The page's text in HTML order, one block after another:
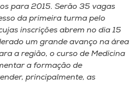
para 2015. Serão 35 vagas
da primeira turma pelo
inscrições abrem no dia 15
um grande avanço na área
a região, o curso de Medicina
a formação de
principalmente, as